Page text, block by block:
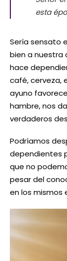
esta
Sería sensato
bien a nuestra
hace
café, cerveza,
ayuno
hambre, nos
verdaderos
Podríamos
dependientes
que no
pesar del
en los mismos